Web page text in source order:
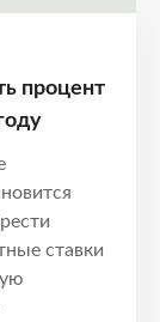
процент
ставки